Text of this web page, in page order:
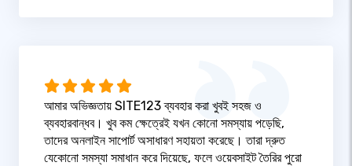
আমার অভিজ্ঞতায় SITE123 ব্যবহার করা খুবই সহজ ও
ব্যবহারবান্ধব। খুব কম ক্ষেত্রেই যখন কোনো সমস্যায় পড়েছি,
তাদের অনলাইন সাপোর্ট অসাধারণ সহায়তা করেছে। তারা দ্রুত
যেকোনো সমস্যা সমাধান করে দিয়েছে, ফলে ওয়েবসাইট তৈরির পুরো